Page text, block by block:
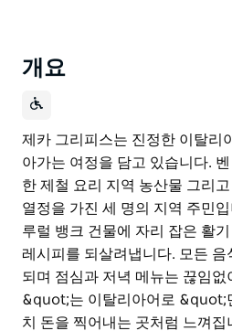
개요
제카 그리피스는 진정한 이탈리
아가는 여정을 담고 있습니다.
한 제철 요리 지역 농산물 그리
열정을 가진 세 명의 지역 주민
루럴 뱅크 건물에 자리 잡은 활
레시피를 되살려냅니다. 모든 음
되며 점심과 저녁 메뉴는 끊임
&quot;는 이탈리아어로 &quot;
치 돈을 찍어내는 곳처럼 느껴